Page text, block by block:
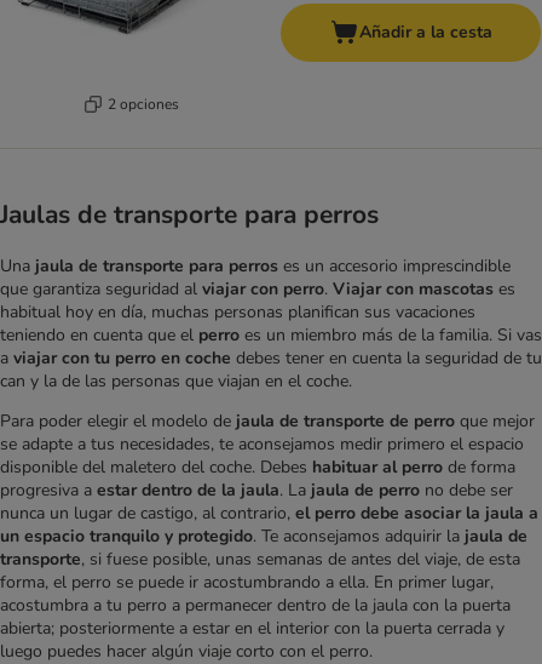
2 opciones
Añadir a la cesta
Jaulas de transporte para perros
Una jaula de transporte para perros es un accesorio imprescindible
que garantiza seguridad al viajar con perro. Viajar con mascotas es
habitual hoy en día, muchas personas planifican sus vacaciones
teniendo en cuenta que el perro es un miembro más de la familia. Si vas
a viajar con tu perro en coche debes tener en cuenta la seguridad de tu
can y la de las personas que viajan en el coche.
Para poder elegir el modelo de jaula de transporte de perro que mejor
se adapte a tus necesidades, te aconsejamos medir primero el espacio
disponible del maletero del coche. Debes habituar al perro de forma
progresiva a estar dentro de la jaula. La jaula de perro no debe ser
nunca un lugar de castigo, al contrario, el perro debe asociar la jaula a
un espacio tranquilo y protegido. Te aconsejamos adquirir la jaula de
transporte, si fuese posible, unas semanas de antes del viaje, de esta
forma, el perro se puede ir acostumbrando a ella. En primer lugar,
acostumbra a tu perro a permanecer dentro de la jaula con la puerta
abierta; posteriormente a estar en el interior con la puerta cerrada y
luego puedes hacer algún viaje corto con el perro.